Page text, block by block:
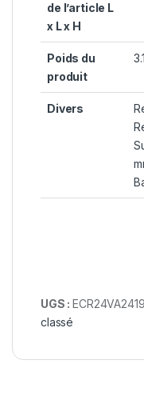
de l’article L
x L x H
Poids du
produit
Divers
UGS :
classé